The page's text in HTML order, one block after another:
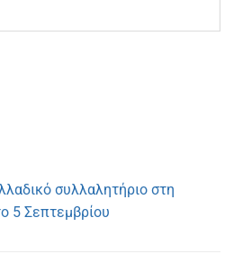
συλλαλητήριο στη
5 Σεπτεμβρίου